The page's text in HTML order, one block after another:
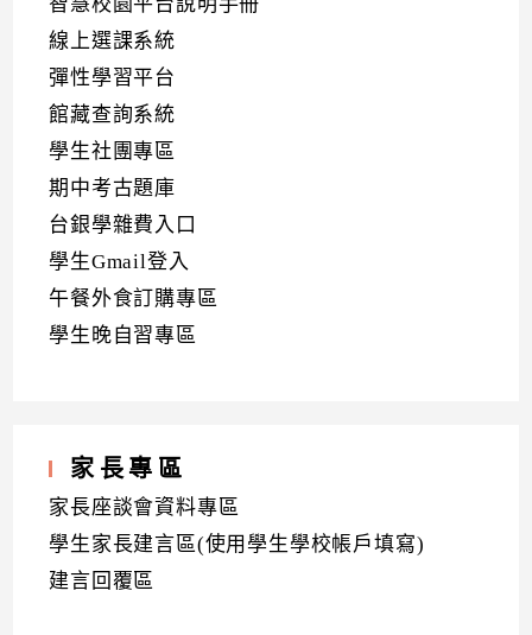
線上選課系統
彈性學習平台
館藏查詢系統
學生社團專區
期中考古題庫
台銀學雜費入口
學生Gmail登入
午餐外食訂購專區
學生晚自習專區
家長專區
家長座談會資料專區
學生家長建言區(使用學生學校帳戶填寫)
建言回覆區